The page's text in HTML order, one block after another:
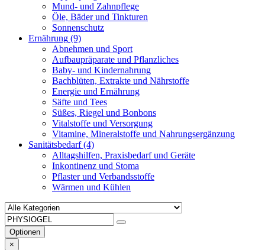
Mund- und Zahnpflege
Öle, Bäder und Tinkturen
Sonnenschutz
Ernährung (9)
Abnehmen und Sport
Aufbaupräparate und Pflanzliches
Baby- und Kindernahrung
Bachblüten, Extrakte und Nährstoffe
Energie und Ernährung
Säfte und Tees
Süßes, Riegel und Bonbons
Vitalstoffe und Versorgung
Vitamine, Mineralstoffe und Nahrungsergänzung
Sanitätsbedarf(4)
Alltagshilfen, Praxisbedarf und Geräte
Inkontinenz und Stoma
Pflaster und Verbandsstoffe
Wärmen und Kühlen
Optionen
×